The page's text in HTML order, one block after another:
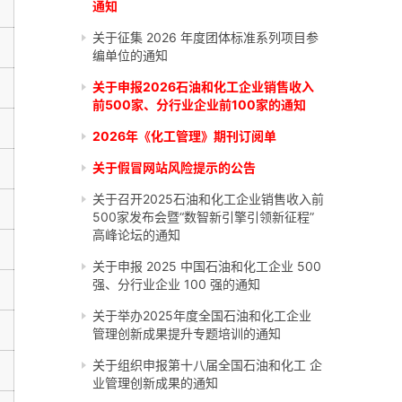
通知
关于征集 2026 年度团体标准系列项目参
编单位的通知
关于申报2026石油和化工企业销售收入
前500家、分行业企业前100家的通知
2026年《化工管理》期刊订阅单
关于假冒网站风险提示的公告
关于召开2025石油和化工企业销售收入前
500家发布会暨“数智新引擎引领新征程”
高峰论坛的通知
关于申报 2025 中国石油和化工企业 500
强、分行业企业 100 强的通知
关于举办2025年度全国石油和化工企业
管理创新成果提升专题培训的通知
关于组织申报第十八届全国石油和化工 企
业管理创新成果的通知